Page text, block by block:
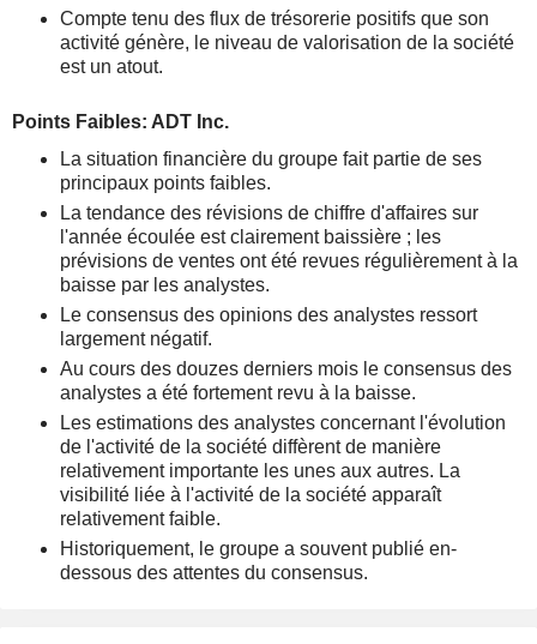
Compte tenu des flux de trésorerie positifs que son
activité génère, le niveau de valorisation de la société
est un atout.
Points Faibles: ADT Inc.
La situation financière du groupe fait partie de ses
principaux points faibles.
La tendance des révisions de chiffre d'affaires sur
l'année écoulée est clairement baissière ; les
prévisions de ventes ont été revues régulièrement à la
baisse par les analystes.
Le consensus des opinions des analystes ressort
largement négatif.
Au cours des douzes derniers mois le consensus des
analystes a été fortement revu à la baisse.
Les estimations des analystes concernant l'évolution
de l'activité de la société diffèrent de manière
relativement importante les unes aux autres. La
visibilité liée à l'activité de la société apparaît
relativement faible.
Historiquement, le groupe a souvent publié en-
dessous des attentes du consensus.